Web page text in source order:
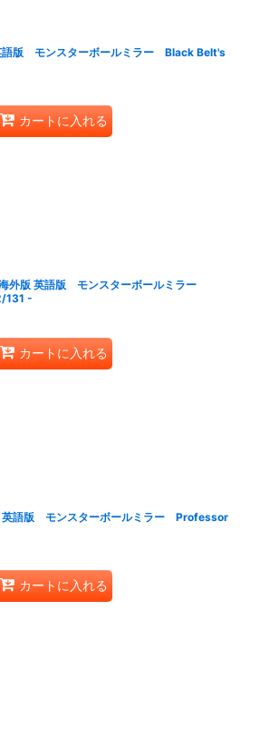
語版 モンスターボールミラー Black Belt's
カートに入れる
外版 英語版 モンスターボールミラー
131 -
カートに入れる
英語版 モンスターボールミラー Professor
カートに入れる